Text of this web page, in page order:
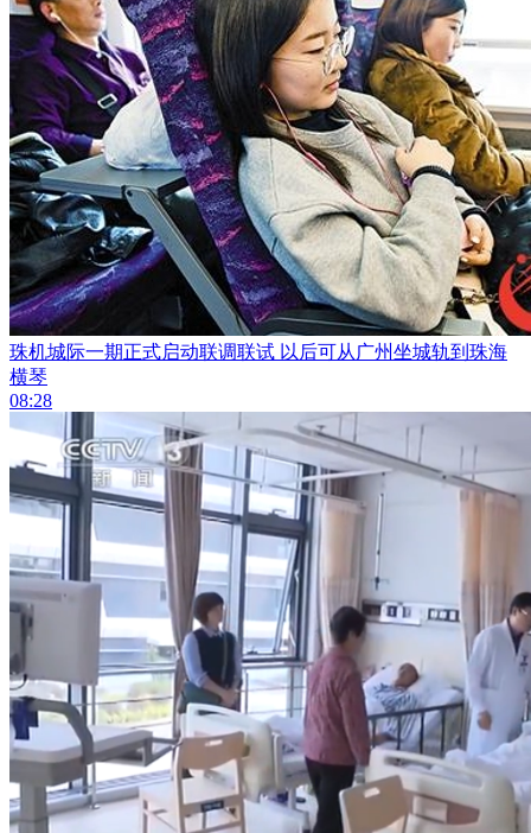
珠机城际一期正式启动联调联试 以后可从广州坐城轨到珠海
横琴
08:28